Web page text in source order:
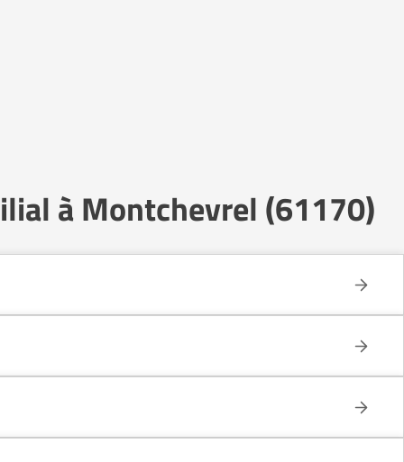
à Montchevrel (61170)
celui d’un établissement collectif.
une grande autonomie.